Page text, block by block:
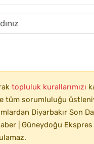
topluluk kurallarımızı
tüm sorumluluğu
Diyarbakır Son
| Güneydoğu